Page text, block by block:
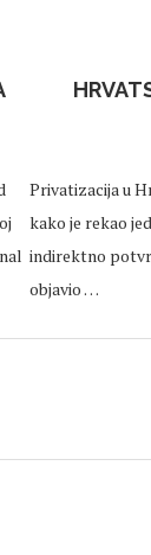
Privatizacija u
kako je rekao
indirektno
objavio …